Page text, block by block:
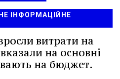
ІНФОРМАЦІЙНЕ
витрати на
на основні
на бюджет.